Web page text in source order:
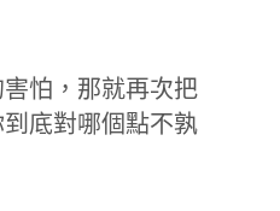
怕，那就再次把
底對哪個點不孰